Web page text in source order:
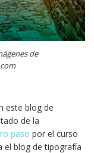
de
este blog de
de la
paso por el curso
el blog de tipografía